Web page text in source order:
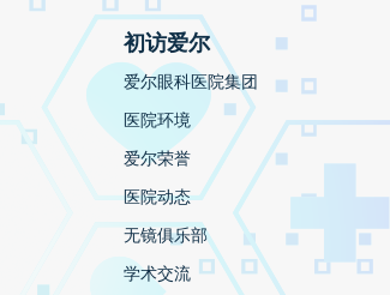
初访爱尔
爱尔眼科医院集团
医院环境
爱尔荣誉
医院动态
无镜俱乐部
学术交流